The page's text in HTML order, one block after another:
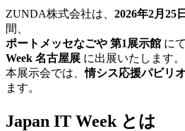
ZUNDA株式会社は、 2026年2月25
間、
ポートメッセなごや 第1展示館 に
Week 名古屋展 に出展いたします。
本展示会では、情シス応援パビリ
ます。
Japan IT Week とは